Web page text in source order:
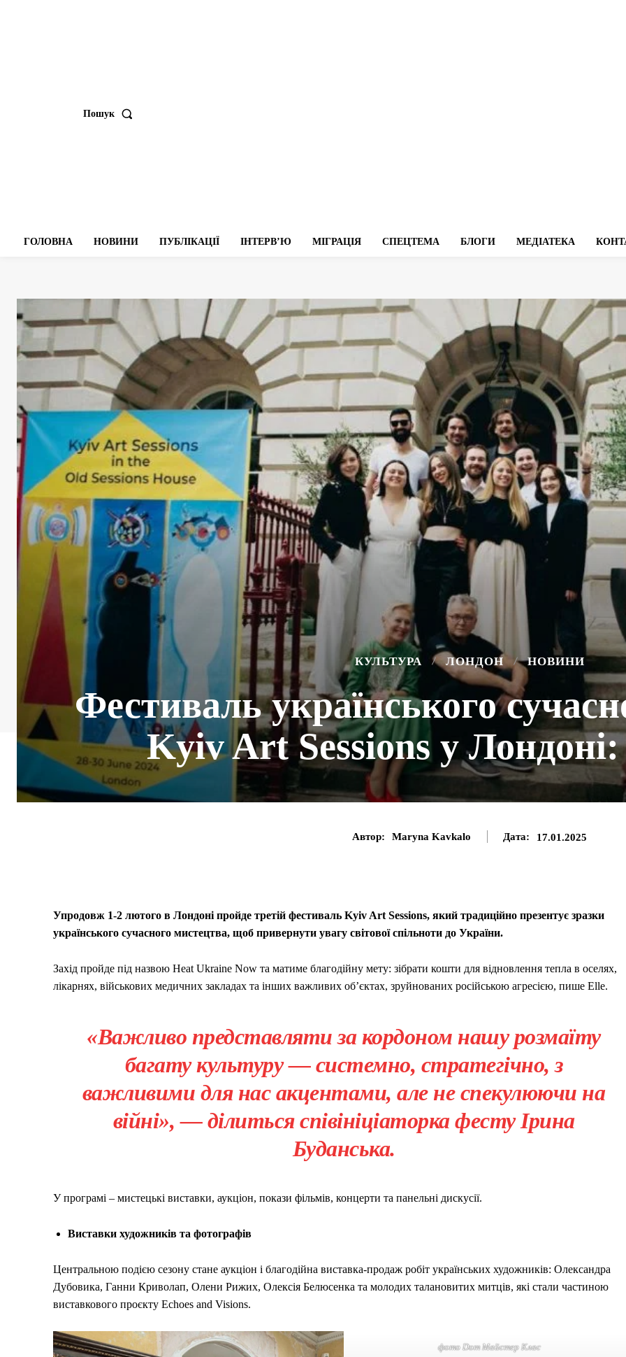
Пошук
ГОЛОВНА НОВИНИ ПУБЛІКАЦІЇ ІНТЕРВʼЮ МІГРАЦІЯ СПЕЦТЕМА БЛОГИ МЕДІАТЕКА
КУЛЬТУРА ЛОНДОН НОВИНИ
Фестиваль українського
Kyiv Art Sessions у
Автор: Maryna Kavkalo Дата: 17.01.2025
Упродовж 1-2 лютого в Лондоні пройде третій фестиваль Kyiv Art Sessions, який традиційно презентує зразки
українського сучасного мистецтва, щоб привернути увагу світової спільноти до України.
Захід пройде під назвою Heat Ukraine Now та матиме благодійну мету: зібрати кошти для відновлення тепла в оселях,
лікарнях, військових медичних закладах та інших важливих об’єктах, зруйнованих російською агресією, пише Elle.
«Важливо представляти за кордоном нашу розмаїту
багату культуру — системно, стратегічно, з
важливими для нас акцентами, але не спекулюючи на
війні», — ділиться співініціаторка фесту Ірина
Буданська.
У програмі – мистецькі виставки, аукціон, покази фільмів, концерти та панельні дискусії.
Виставки художників та фотографів
Центральною подією сезону стане аукціон і благодійна виставка-продаж робіт українських художників: Олександра
Дубовика, Ганни Криволап, Олени Рижих, Олексія Белюсенка та молодих талановитих митців, які стали частиною
виставкового проєкту Echoes and Visions.
фото Dom Майстер Клас